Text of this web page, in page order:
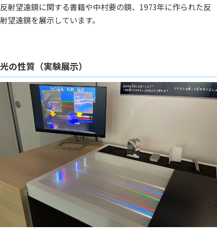
反射望遠鏡に関する書籍や中村要の鏡、1973年に作られた反
射望遠鏡を展示しています。
光の性質（実験展示）